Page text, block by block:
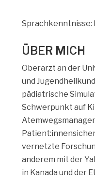
Sprachkenntnisse:
ÜBER MICH
Oberarzt an der
und
pädiatrische
Schwerpunkt auf
vernetzte
anderem mit der
in Kanada und der